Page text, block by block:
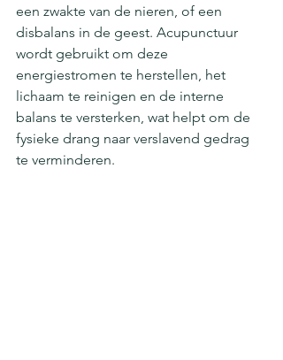
een zwakte van de nieren, of een
disbalans in de geest. Acupunctuur
wordt gebruikt om deze
energiestromen te herstellen, het
lichaam te reinigen en de interne
balans te versterken, wat helpt om de
fysieke drang naar verslavend gedrag
te verminderen.